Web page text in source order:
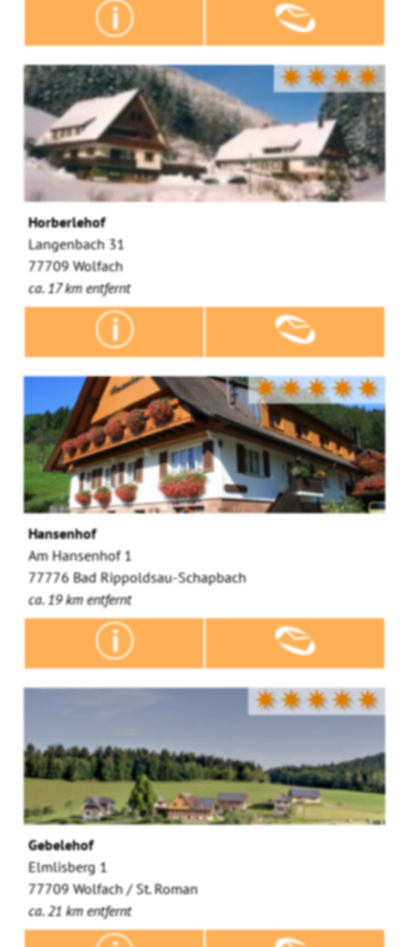
✷✷✷✷
Horberlehof
Langenbach 31
77709 Wolfach
ca. 17 km entfernt
✷✷✷✷✷
Hansenhof
Am Hansenhof 1
77776 Bad Rippoldsau-Schapbach
ca. 19 km entfernt
✷✷✷✷✷
Gebelehof
Elmlisberg 1
77709 Wolfach / St. Roman
ca. 21 km entfernt